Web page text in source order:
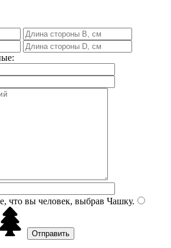
что вы человек, выбрав Чашку.